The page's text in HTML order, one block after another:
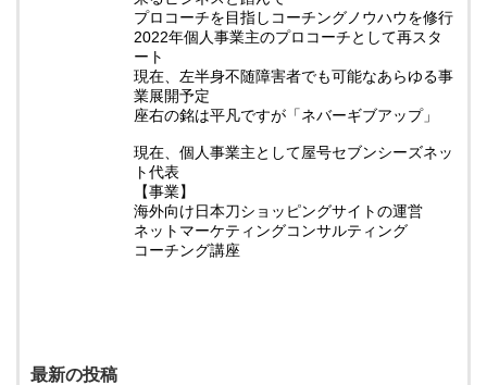
プロコーチを目指しコーチングノウハウを修行
2022年個人事業主のプロコーチとして再スタ
ート
現在、左半身不随障害者でも可能なあらゆる事
業展開予定
座右の銘は平凡ですが「ネバーギブアップ」
現在、個人事業主として屋号セブンシーズネッ
ト代表
【事業】
海外向け日本刀ショッピングサイトの運営
ネットマーケティングコンサルティング
コーチング講座
最新の投稿